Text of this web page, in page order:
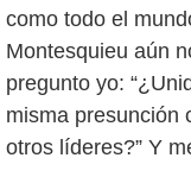
como todo el
Montesquieu aún
pregunto yo:
misma presunción
otros líderes?” Y